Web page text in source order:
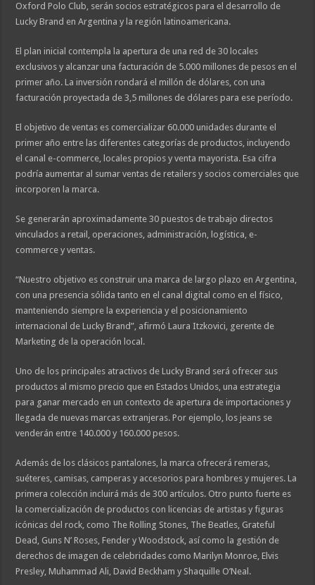
Oxford Polo Club, serán socios estratégicos para el desarrollo de
Lucky Brand en Argentina y la región latinoamericana.
El plan inicial contempla la apertura de una red de 30 locales
exclusivos y alcanzar una facturación de 5.000 millones de pesos en el
primer año. La inversión rondará el millón de dólares, con una
facturación proyectada de 3,5 millones de dólares para ese período.
El objetivo de ventas es comercializar 60.000 unidades durante el
primer año entre las diferentes categorías de productos, incluyendo
el canal e-commerce, locales propios y venta mayorista. Esa cifra
podría aumentar al sumar ventas de retailers y socios comerciales que
incorporen la marca.
Se generarán aproximadamente 30 puestos de trabajo directos
vinculados a retail, operaciones, administración, logística, e-
commerce y ventas.
“Nuestro objetivo es construir una marca de largo plazo en Argentina,
con una presencia sólida tanto en el canal digital como en el físico,
manteniendo siempre la experiencia y el posicionamiento
internacional de Lucky Brand”, afirmó Laura Itzkovici, gerente de
Marketing de la operación local.
Uno de los principales atractivos de Lucky Brand será ofrecer sus
productos al mismo precio que en Estados Unidos, una estrategia
para ganar mercado en un contexto de apertura de importaciones y
llegada de nuevas marcas extranjeras. Por ejemplo, los jeans se
venderán entre 140.000 y 160.000 pesos.
Además de los clásicos pantalones, la marca ofrecerá remeras,
suéteres, camisas, camperas y accesorios para hombres y mujeres. La
primera colección incluirá más de 300 artículos. Otro punto fuerte es
la comercialización de productos con licencias de artistas y figuras
icónicas del rock, como The Rolling Stones, The Beatles, Grateful
Dead, Guns N’ Roses, Fender y Woodstock, así como la gestión de
derechos de imagen de celebridades como Marilyn Monroe, Elvis
Presley, Muhammad Ali, David Beckham y Shaquille O’Neal.